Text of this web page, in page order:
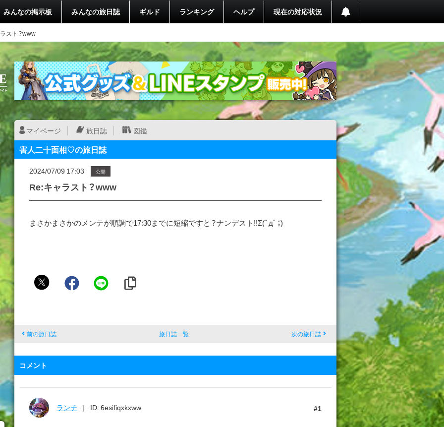
みんなの掲示板 みんなの旅日誌 ギルド ランキング ヘルプ 現在の対応状況
スト？www
マイページ 旅日誌 図鑑
害人二十面相♡の旅日誌
2024/07/09 17:03 公開
Re:キャラスト？www
まさかまさかのメンテが順調で17:30までに短縮ですと？ナンデスト!!Σ(ﾟдﾟ；)
害
面
♡
前の旅日誌 旅日誌一覧 次の旅日誌
コメント
1
ランチ ID: 6esifiqxkxww